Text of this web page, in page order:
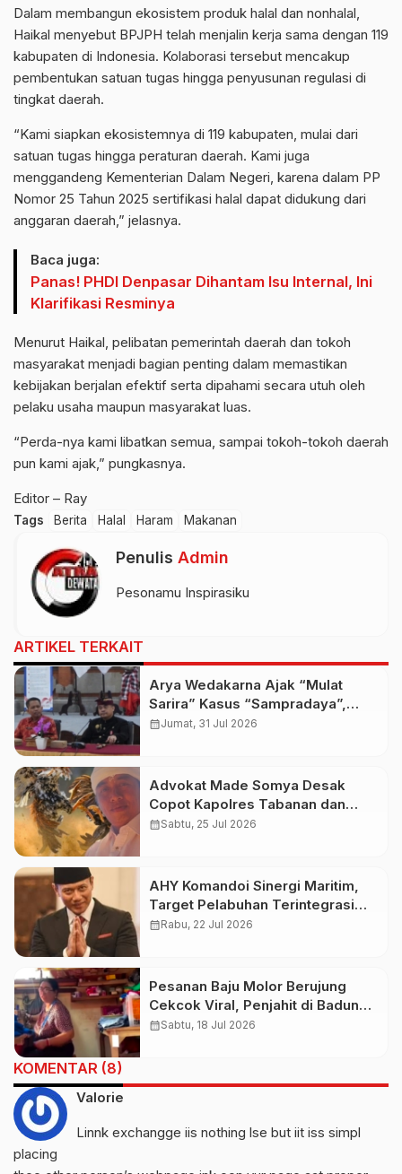
Dalam membangun ekosistem produk halal dan nonhalal,
Haikal menyebut BPJPH telah menjalin kerja sama dengan 119
kabupaten di Indonesia. Kolaborasi tersebut mencakup
pembentukan satuan tugas hingga penyusunan regulasi di
tingkat daerah.
“Kami siapkan ekosistemnya di 119 kabupaten, mulai dari
satuan tugas hingga peraturan daerah. Kami juga
menggandeng Kementerian Dalam Negeri, karena dalam PP
Nomor 25 Tahun 2025 sertifikasi halal dapat didukung dari
anggaran daerah,” jelasnya.
Baca juga:
Panas! PHDI Denpasar Dihantam Isu Internal, Ini
Klarifikasi Resminya
Menurut Haikal, pelibatan pemerintah daerah dan tokoh
masyarakat menjadi bagian penting dalam memastikan
kebijakan berjalan efektif serta dipahami secara utuh oleh
pelaku usaha maupun masyarakat luas.
“Perda-nya kami libatkan semua, sampai tokoh-tokoh daerah
pun kami ajak,” pungkasnya.
Editor – Ray
Tags Berita Halal Haram Makanan
Penulis Admin
Pesonamu Inspirasiku
ARTIKEL TERKAIT
Arya Wedakarna Ajak “Mulat
Sarira” Kasus “Sampradaya”,
Buka Ashram Untuk Spiritual
calendar_monthJumat, 31 Jul 2026
Advokat Made Somya Desak
Copot Kapolres Tabanan dan
Kapolsek Baturiti Usai Amuk
calendar_monthSabtu, 25 Jul 2026
AHY Komandoi Sinergi Maritim,
Target Pelabuhan Terintegrasi
2028
calendar_monthRabu, 22 Jul 2026
Pesanan Baju Molor Berujung
Cekcok Viral, Penjahit di Badung
Diduga Ucapkan Kata Bernada
calendar_monthSabtu, 18 Jul 2026
KOMENTAR (8)
Valorie
Linnk exchangge iis nothing lse but iit iss simpl
placing